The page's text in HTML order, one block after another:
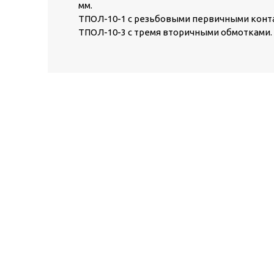
мм.
ТПОЛ-10-1 с резьбовыми первичными
ТПОЛ-10-3 с тремя вторичными обмотками.